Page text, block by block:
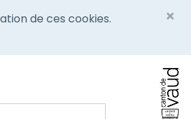
de ces cookies.
×